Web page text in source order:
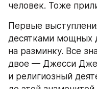
человек. Тоже
Первые
десятками мощных
на разминку. Все
двое — Джесси
и религиозный